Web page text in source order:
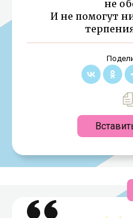
не
И не помогут